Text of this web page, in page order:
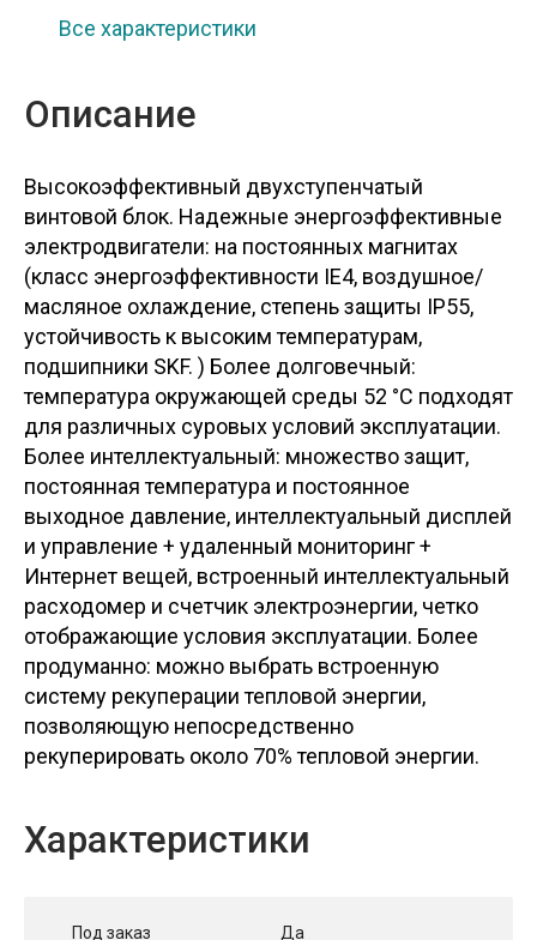
Все характеристики
Описание
Высокоэффективный двухступенчатый
винтовой блок. Надежные энергоэффективные
электродвигатели: на постоянных магнитах
(класс энергоэффективности IE4, воздушное/
масляное охлаждение, степень защиты IP55,
устойчивость к высоким температурам,
подшипники SKF. ) Более долговечный:
температура окружающей среды 52 °C подходят
для различных суровых условий эксплуатации.
Более интеллектуальный: множество защит,
постоянная температура и постоянное
выходное давление, интеллектуальный дисплей
и управление + удаленный мониторинг +
Интернет вещей, встроенный интеллектуальный
расходомер и счетчик электроэнергии, четко
отображающие условия эксплуатации. Более
продуманно: можно выбрать встроенную
систему рекуперации тепловой энергии,
позволяющую непосредственно
рекуперировать около 70% тепловой энергии.
Характеристики
Под заказ Да